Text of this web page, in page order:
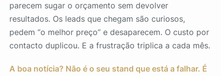
parecem sugar o orçamento sem devolver
resultados. Os leads que chegam são curiosos,
pedem “o melhor preço” e desaparecem. O custo por
contacto duplicou. E a frustração triplica a cada mês.
A boa notícia? Não é o seu stand que está a falhar. É